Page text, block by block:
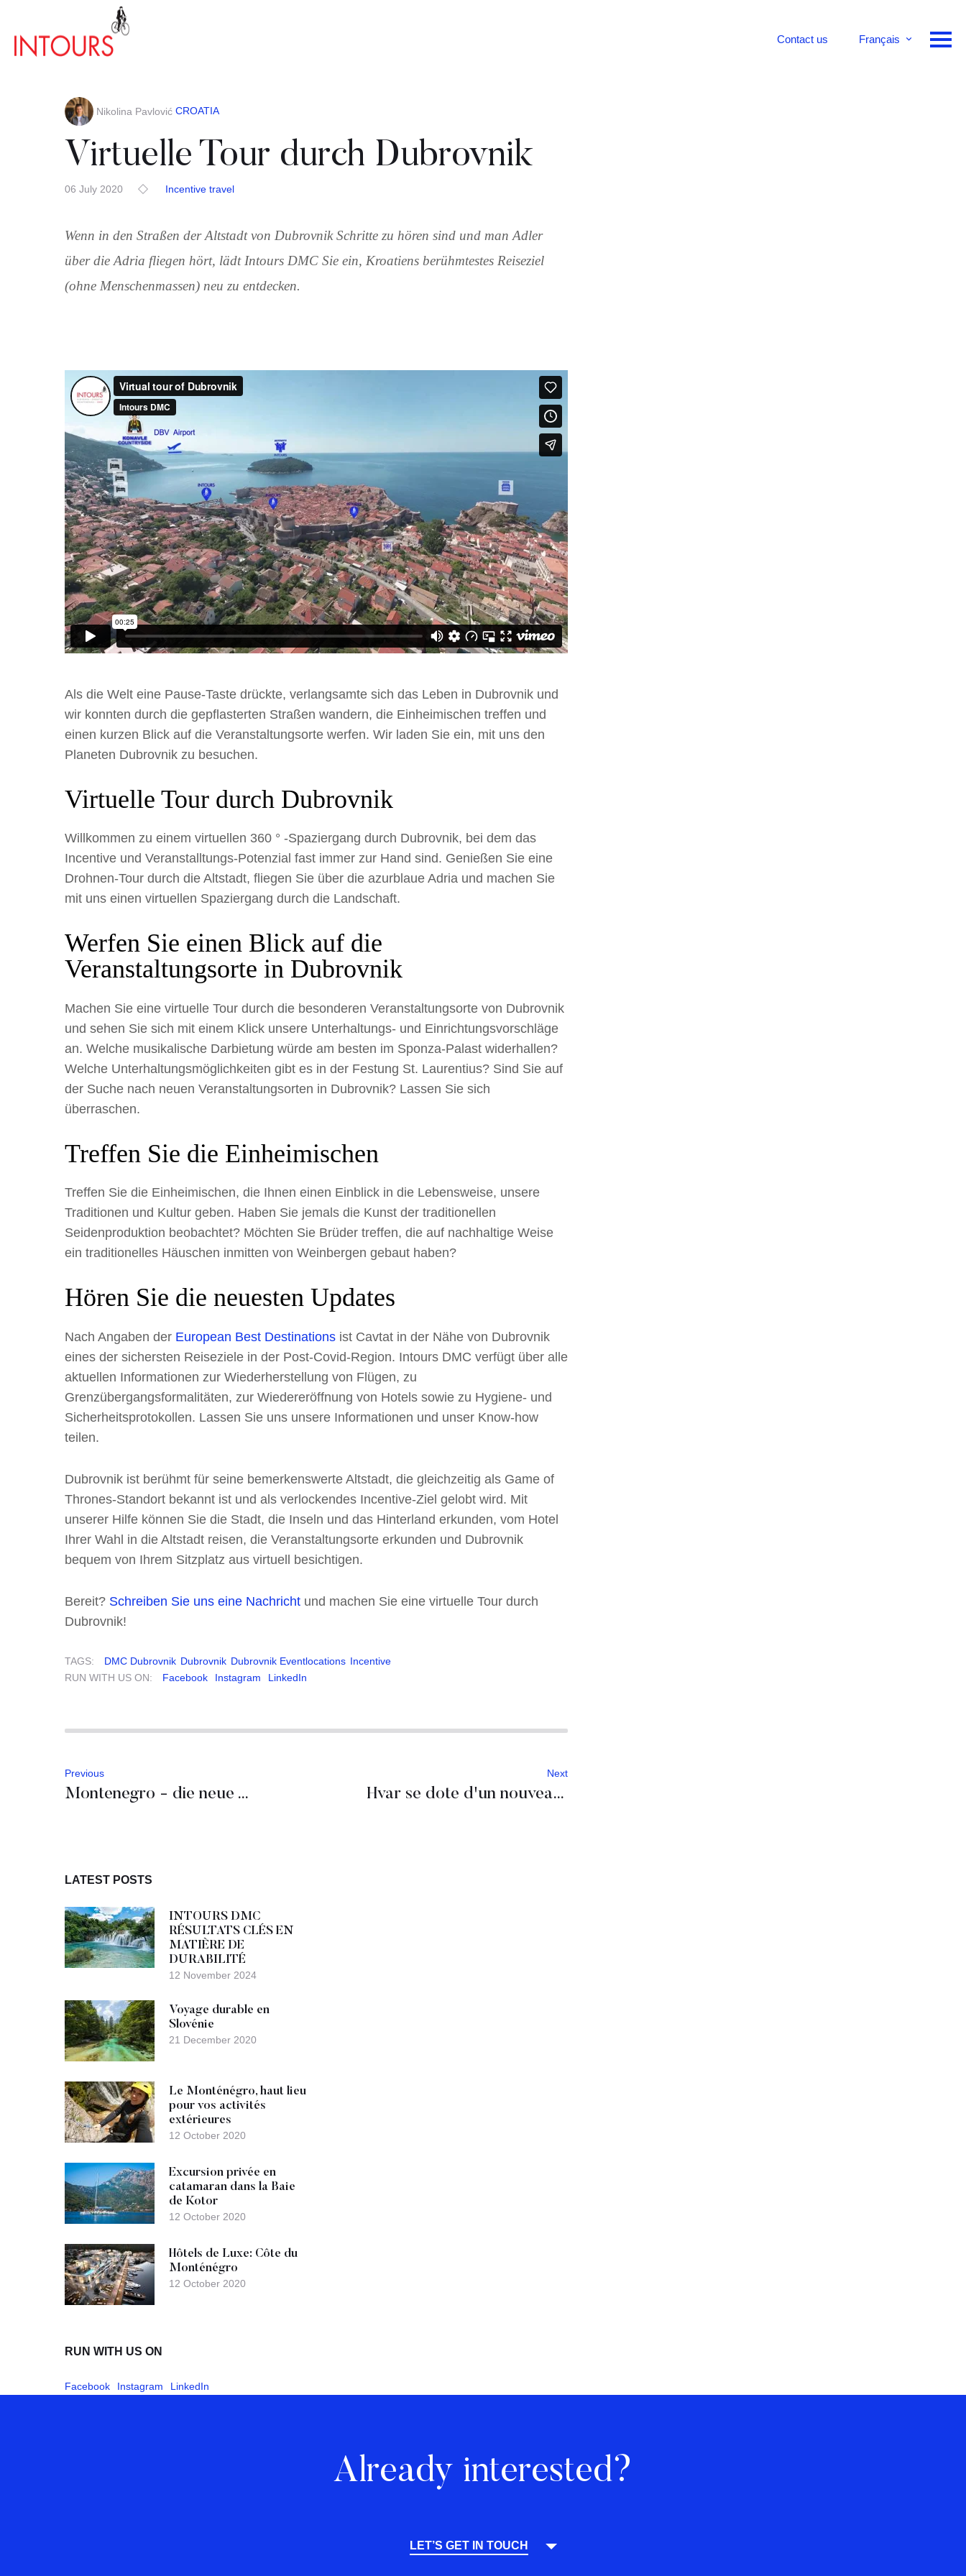
Contact us
Français
Nikolina Pavlović CROATIA
Virtuelle Tour durch Dubrovnik
06 July 2020 Incentive travel
Wenn in den Straßen der Altstadt von Dubrovnik Schritte zu hören sind und man Adler
über die Adria fliegen hört, lädt Intours DMC Sie ein, Kroatiens berühmtestes Reiseziel
(ohne Menschenmassen) neu zu entdecken.
Als die Welt eine Pause-Taste drückte, verlangsamte sich das Leben in Dubrovnik und
wir konnten durch die gepflasterten Straßen wandern, die Einheimischen treffen und
einen kurzen Blick auf die Veranstaltungsorte werfen. Wir laden Sie ein, mit uns den
Planeten Dubrovnik zu besuchen.
Virtuelle Tour durch Dubrovnik
Willkommen zu einem virtuellen 360 ° -Spaziergang durch Dubrovnik, bei dem das
Incentive und Veranstalltungs-Potenzial fast immer zur Hand sind. Genießen Sie eine
Drohnen-Tour durch die Altstadt, fliegen Sie über die azurblaue Adria und machen Sie
mit uns einen virtuellen Spaziergang durch die Landschaft.
Werfen Sie einen Blick auf die
Veranstaltungsorte in Dubrovnik
Machen Sie eine virtuelle Tour durch die besonderen Veranstaltungsorte von Dubrovnik
und sehen Sie sich mit einem Klick unsere Unterhaltungs- und Einrichtungsvorschläge
an. Welche musikalische Darbietung würde am besten im Sponza-Palast widerhallen?
Welche Unterhaltungsmöglichkeiten gibt es in der Festung St. Laurentius? Sind Sie auf
der Suche nach neuen Veranstaltungsorten in Dubrovnik? Lassen Sie sich
überraschen.
Treffen Sie die Einheimischen
Treffen Sie die Einheimischen, die Ihnen einen Einblick in die Lebensweise, unsere
Traditionen und Kultur geben. Haben Sie jemals die Kunst der traditionellen
Seidenproduktion beobachtet? Möchten Sie Brüder treffen, die auf nachhaltige Weise
ein traditionelles Häuschen inmitten von Weinbergen gebaut haben?
Hören Sie die neuesten Updates
Nach Angaben der European Best Destinations ist Cavtat in der Nähe von Dubrovnik
eines der sichersten Reiseziele in der Post-Covid-Region. Intours DMC verfügt über alle
aktuellen Informationen zur Wiederherstellung von Flügen, zu
Grenzübergangsformalitäten, zur Wiedereröffnung von Hotels sowie zu Hygiene- und
Sicherheitsprotokollen. Lassen Sie uns unsere Informationen und unser Know-how
teilen.
Dubrovnik ist berühmt für seine bemerkenswerte Altstadt, die gleichzeitig als Game of
Thrones-Standort bekannt ist und als verlockendes Incentive-Ziel gelobt wird. Mit
unserer Hilfe können Sie die Stadt, die Inseln und das Hinterland erkunden, vom Hotel
Ihrer Wahl in die Altstadt reisen, die Veranstaltungsorte erkunden und Dubrovnik
bequem von Ihrem Sitzplatz aus virtuell besichtigen.
Bereit? Schreiben Sie uns eine Nachricht und machen Sie eine virtuelle Tour durch
Dubrovnik!
TAGS: DMC Dubrovnik Dubrovnik Dubrovnik Eventlocations Incentive
RUN WITH US ON:
Facebook Instagram LinkedIn
Previous
Montenegro - die neue Winter Incentive Destination?
Next
Hvar se dote d'un nouveau complexe cinq étoiles à Maslina
LATEST POSTS
INTOURS DMC
RÉSULTATS CLÉS EN
MATIÈRE DE
DURABILITÉ
12 November 2024
Voyage durable en
Slovénie
21 December 2020
Le Monténégro, haut lieu
pour vos activités
extérieures
12 October 2020
Excursion privée en
catamaran dans la Baie
de Kotor
12 October 2020
Hôtels de Luxe: Côte du
Monténégro
12 October 2020
RUN WITH US ON
Facebook Instagram LinkedIn
Already interested?
LET’S GET IN TOUCH